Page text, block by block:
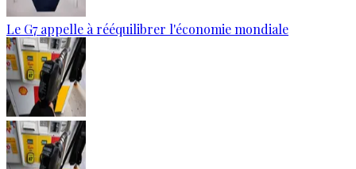
Le G7 appelle à rééquilibrer l'économie mondiale